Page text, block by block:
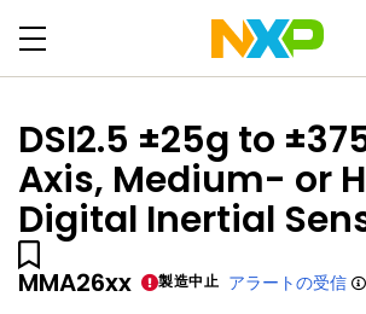
DSI2.5 ±25g to
Axis, Medium- or
Digital Inertial
MMA26xx 製造中止 アラートの受信